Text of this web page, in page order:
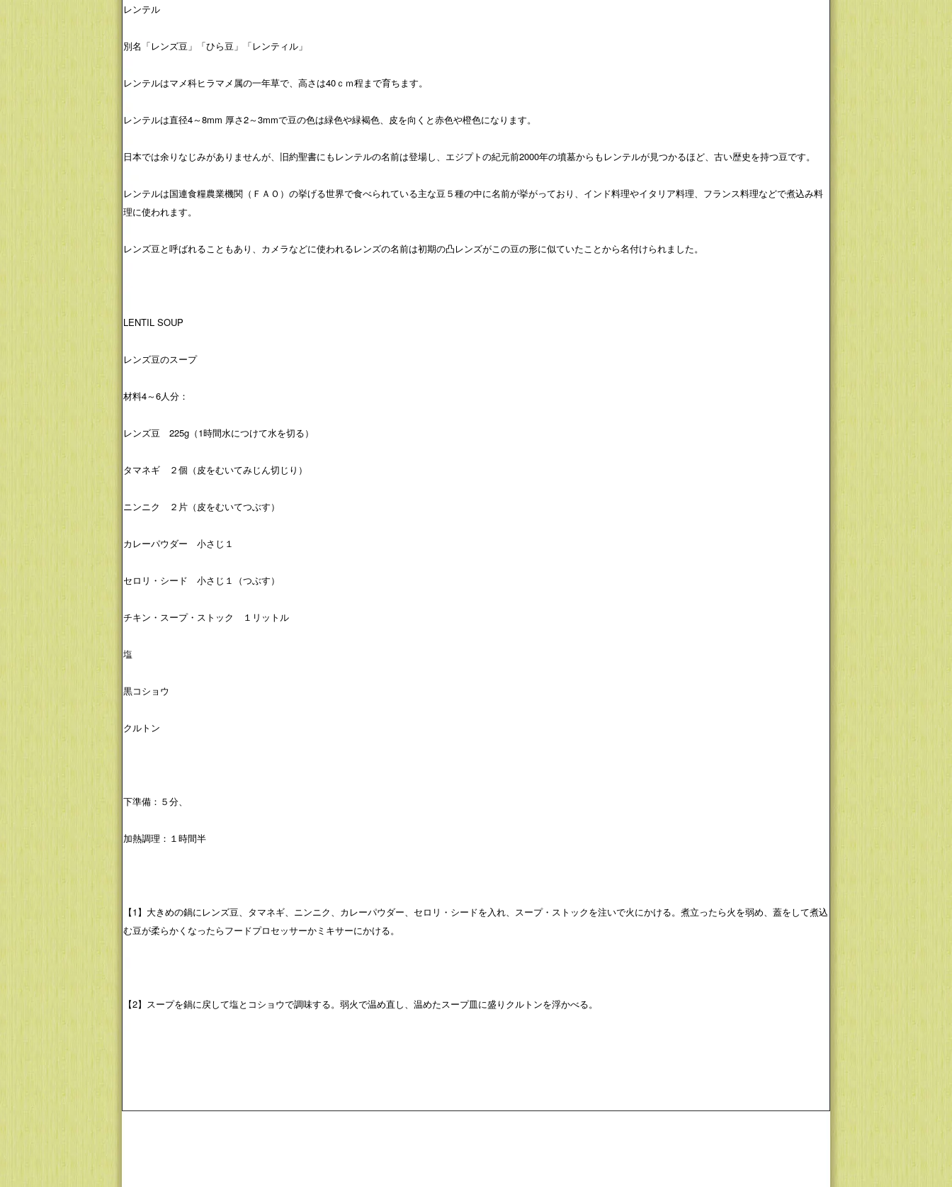
レンテル
別名「レンズ豆」「ひら豆」「レンティル」
レンテルはマメ科ヒラマメ属の一年草で、高さは40ｃｍ程まで育ちます。
レンテルは直径4～8mm 厚さ2～3mmで豆の色は緑色や緑褐色、皮を向くと赤色や橙色になります。
日本では余りなじみがありませんが、旧約聖書にもレンテルの名前は登場し、エジプトの紀元前2000年の墳墓からもレンテルが見つかるほど、古い歴史を持つ豆です。
レンテルは国連食糧農業機関（ＦＡＯ）の挙げる世界で食べられている主な豆５種の中に名前が挙がっており、インド料理やイタリア料理、フランス料理などで煮込み料
理に使われます。
レンズ豆と呼ばれることもあり、カメラなどに使われるレンズの名前は初期の凸レンズがこの豆の形に似ていたことから名付けられました。
LENTIL SOUP
レンズ豆のスープ
材料4～6人分：
レンズ豆 225g（1時間水につけて水を切る）
タマネギ ２個（皮をむいてみじん切じり）
ニンニク ２片（皮をむいてつぶす）
カレーパウダー 小さじ１
セロリ・シード 小さじ１（つぶす）
チキン・スープ・ストック １リットル
塩
黒コショウ
クルトン
下準備：５分、
加熱調理：１時間半
【1】大きめの鍋にレンズ豆、タマネギ、ニンニク、カレーパウダー、セロリ・シードを入れ、スープ・ストックを注いで火にかける。煮立ったら火を弱め、蓋をして煮込
む豆が柔らかくなったらフードプロセッサーかミキサーにかける。
【2】スープを鍋に戻して塩とコショウで調味する。弱火で温め直し、温めたスープ皿に盛りクルトンを浮かべる。